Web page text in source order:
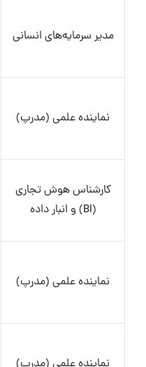
مدیر سرمایه‌های انسانی
نماینده علمی (مدرپ)
کارشناس هوش تجاری
(BI) و انبار داده
نماینده علمی (مدرپ)